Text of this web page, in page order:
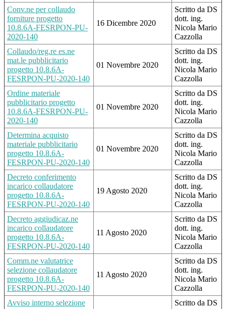
Conv.ne per collaudo
forniture progetto
10.8.6A-FESRPON-PU-
2020-140
16 Dicembre 2020
Scritto da DS
dott. ing.
Nicola Mario
Cazzolla
Collaudo/reg.re es.ne
mat.le pubblicitario
progetto 10.8.6A-
FESRPON-PU-2020-140
01 Novembre 2020
Scritto da DS
dott. ing.
Nicola Mario
Cazzolla
Ordine materiale
pubblicitario progetto
10.8.6A-FESRPON-PU-
2020-140
01 Novembre 2020
Scritto da DS
dott. ing.
Nicola Mario
Cazzolla
Determina acquisto
materiale pubblicitario
progetto 10.8.6A-
FESRPON-PU-2020-140
01 Novembre 2020
Scritto da DS
dott. ing.
Nicola Mario
Cazzolla
Decreto conferimento
incarico collaudatore
progetto 10.8.6A-
FESRPON-PU-2020-140
19 Agosto 2020
Scritto da DS
dott. ing.
Nicola Mario
Cazzolla
Decreto aggiudicaz.ne
incarico collaudatore
progetto 10.8.6A-
FESRPON-PU-2020-140
11 Agosto 2020
Scritto da DS
dott. ing.
Nicola Mario
Cazzolla
Comm.ne valutatrice
selezione collaudatore
progetto 10.8.6A-
FESRPON-PU-2020-140
11 Agosto 2020
Scritto da DS
dott. ing.
Nicola Mario
Cazzolla
Avviso interno selezione
Scritto da DS